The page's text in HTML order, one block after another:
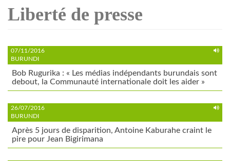
Liberté de presse
07/11/2016
BURUNDI
Bob Rugurika : « Les médias indépendants burundais sont
debout, la Communauté internationale doit les aider »
26/07/2016
BURUNDI
Après 5 jours de disparition, Antoine Kaburahe craint le
pire pour Jean Bigirimana